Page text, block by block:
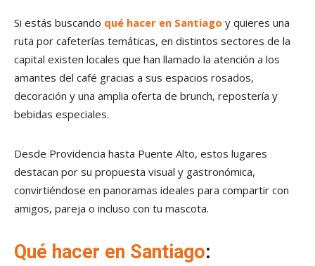
Si estás buscando qué hacer en Santiago y quieres una
ruta por cafeterías temáticas, en distintos sectores de la
capital existen locales que han llamado la atención a los
amantes del café gracias a sus espacios rosados,
decoración y una amplia oferta de brunch, repostería y
bebidas especiales.
Desde Providencia hasta Puente Alto, estos lugares
destacan por su propuesta visual y gastronómica,
convirtiéndose en panoramas ideales para compartir con
amigos, pareja o incluso con tu mascota.
Qué hacer en Santiago: